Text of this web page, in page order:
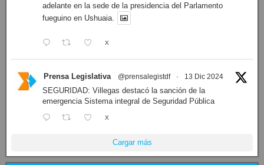
adelante en la sede de la presidencia del Parlamento
fueguino en Ushuaia.
X
Prensa Legislativa @prensalegistdf · 13 Dic 2024
SEGURIDAD: Villegas destacó la sanción de la
emergencia Sistema integral de Seguridad Pública
X
Cargar más